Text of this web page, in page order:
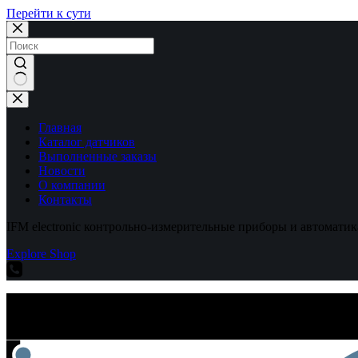
Перейти к сути
Ничего
не
найденоГлавная
Каталог датчиков
Выполненные заказы
Новости
О компании
Контакты
IFM electronic контрольно-измерительные приборы и
Explore Shop